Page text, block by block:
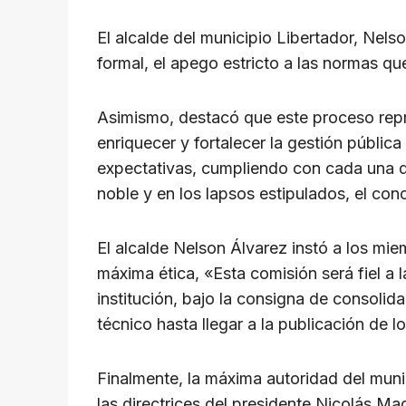
k
El alcalde del municipio Libertador,
formal, el apego estricto a las normas
Asimismo, destacó que este proceso
enriquecer y fortalecer la gestión
expectativas, cumpliendo con cada una
noble y en los lapsos estipulados, el
El alcalde Nelson Álvarez instó a los
máxima ética, «Esta comisión será fiel
institución, bajo la consigna de
técnico hasta llegar a la publicación de
Finalmente, la máxima autoridad del